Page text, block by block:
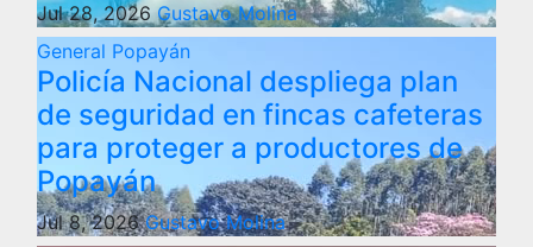
Jul 28, 2026Gustavo Molina
General Popayán
Policía Nacional despliega plan
de seguridad en fincas cafeteras
para proteger a productores de
Popayán
Jul 8, 2026Gustavo Molina